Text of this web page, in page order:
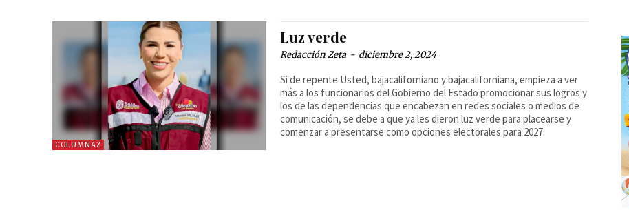
COLUMNAZ
Luz verde
Redacción Zeta - diciembre 2, 2024
Si de repente Usted, bajacaliforniano y bajacaliforniana, empieza a ver
más a los funcionarios del Gobierno del Estado promocionar sus logros y
los de las dependencias que encabezan en redes sociales o medios de
comunicación, se debe a que ya les dieron luz verde para placearse y
comenzar a presentarse como opciones electorales para 2027.